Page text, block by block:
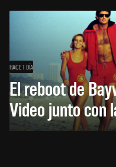
HACE 1 DÍA
El reboot de
Video junto con